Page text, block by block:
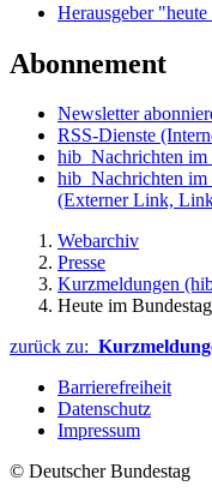
Herausgeber
Abonnement
Newsletter
RSS-Dienste
hib_Nachrichten
hib_Nachrichten
(Externer Link,
Webarchiv
Presse
Kurzmeldungen
Heute im
zurück zu:
Barrierefreiheit
Datenschutz
Impressum
© Deutscher Bundestag